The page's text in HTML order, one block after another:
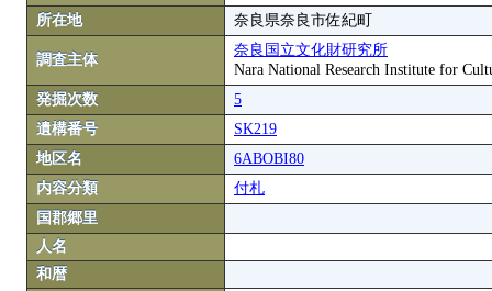
所在地
奈良県奈良市佐紀町
調査主体
奈良国立文化財研究所
Nara National Research Institute for
発掘次数
5
遺構番号
SK219
地区名
6ABOBI80
内容分類
付札
国郡郷里
人名
和暦